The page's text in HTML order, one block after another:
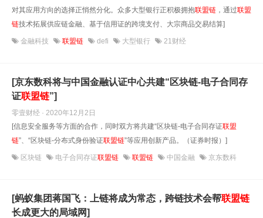
对其应用方向的选择正悄然分化。众多大型银行正积极拥抱联盟链 ，通过联盟
链技术拓展供应链金融、基于信用证的跨境支付、大宗商品交易结算]
金融科技 联盟链 defi 大型银行 21财经
[京东数科将与中国金融认证中心共建“区块链-电子合同存
证联盟链”]
零壹财经 · 2020年12月2日
[信息安全服务等方面的合作，同时双方将共建“区块链-电子合同存证联盟
链”、“区块链-分布式身份验证联盟链”等应用创新产品。（证券时报）]
区块链 电子合同存证联盟链 联盟链 中国金融 京东数科
[蚂蚁集团蒋国飞：上链将成为常态，跨链技术会帮联盟链
长成更大的局域网]